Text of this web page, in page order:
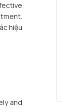
hiệu
and